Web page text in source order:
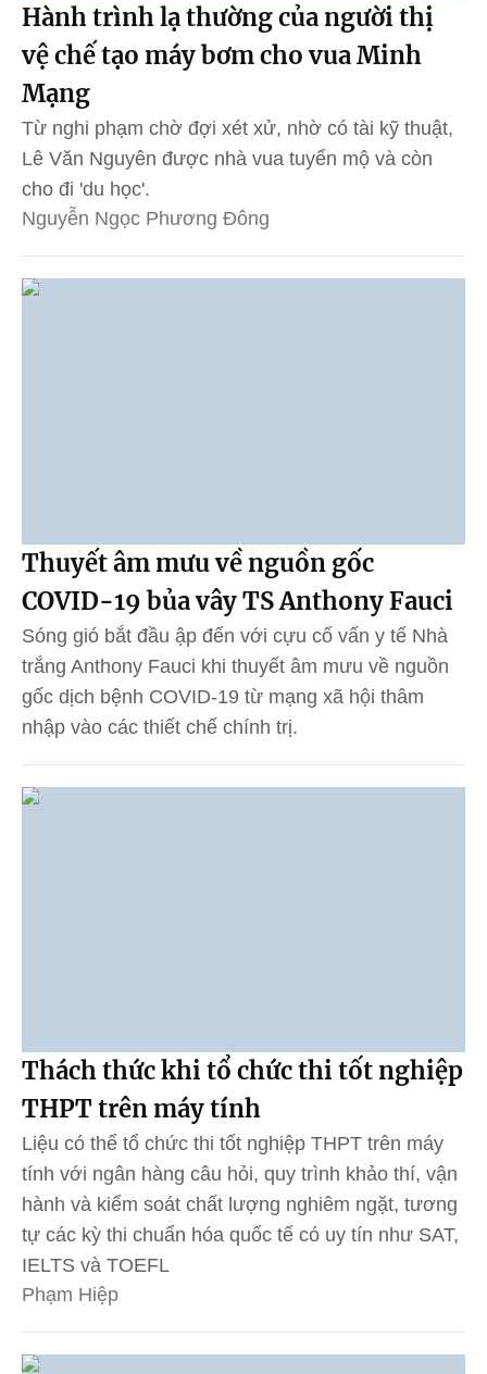
Hành trình lạ thường của người thị
vệ chế tạo máy bơm cho vua Minh
Mạng
Từ nghi phạm chờ đợi xét xử, nhờ có tài kỹ thuật,
Lê Văn Nguyên được nhà vua tuyển mộ và còn
cho đi 'du học'.
Nguyễn Ngọc Phương Đông
Thuyết âm mưu về nguồn gốc
COVID-19 bủa vây TS Anthony Fauci
Sóng gió bắt đầu ập đến với cựu cố vấn y tế Nhà
trắng Anthony Fauci khi thuyết âm mưu về nguồn
gốc dịch bệnh COVID-19 từ mạng xã hội thâm
nhập vào các thiết chế chính trị.
Thách thức khi tổ chức thi tốt nghiệp
THPT trên máy tính
Liệu có thể tổ chức thi tốt nghiệp THPT trên máy
tính với ngân hàng câu hỏi, quy trình khảo thí, vận
hành và kiểm soát chất lượng nghiêm ngặt, tương
tự các kỳ thi chuẩn hóa quốc tế có uy tín như SAT,
IELTS và TOEFL
Phạm Hiệp